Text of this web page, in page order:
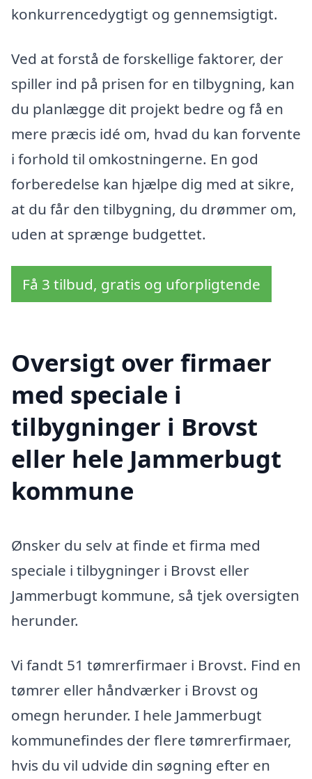
konkurrencedygtigt og gennemsigtigt.
Ved at forstå de forskellige faktorer, der
spiller ind på prisen for en tilbygning, kan
du planlægge dit projekt bedre og få en
mere præcis idé om, hvad du kan forvente
i forhold til omkostningerne. En god
forberedelse kan hjælpe dig med at sikre,
at du får den tilbygning, du drømmer om,
uden at sprænge budgettet.
Få 3 tilbud, gratis og uforpligtende
Oversigt over firmaer
med speciale i
tilbygninger i Brovst
eller hele Jammerbugt
kommune
Ønsker du selv at finde et firma med
speciale i tilbygninger i Brovst eller
Jammerbugt kommune, så tjek oversigten
herunder.
Vi fandt 51 tømrerfirmaer i Brovst. Find en
tømrer eller håndværker i Brovst og
omegn herunder. I hele Jammerbugt
kommunefindes der flere tømrerfirmaer,
hvis du vil udvide din søgning efter en